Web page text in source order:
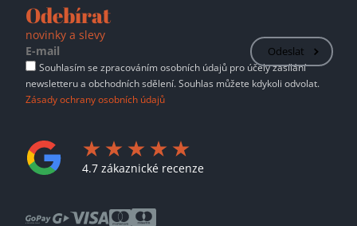
Odebírat
novinky a slevy
Odeslat
Souhlasím se zpracováním osobních údajů pro účely zasílání
newsletteru a obchodních sdělení. Souhlas můžete kdykoli odvolat.
Zásady ochrany osobních údajů
4.7 zákaznické recenze